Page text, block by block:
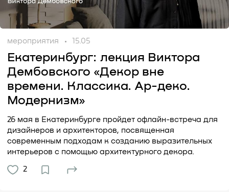
мероприятия 15.05
Екатеринбург: лекция Виктора
Дембовского «Декор вне
времени. Классика. Ар-деко.
Модернизм»
26 мая в Екатеринбурге пройдет офлайн-встреча для
дизайнеров и архитекторов, посвященная
современным подходам к созданию выразительных
интерьеров с помощью архитектурного декора.
2